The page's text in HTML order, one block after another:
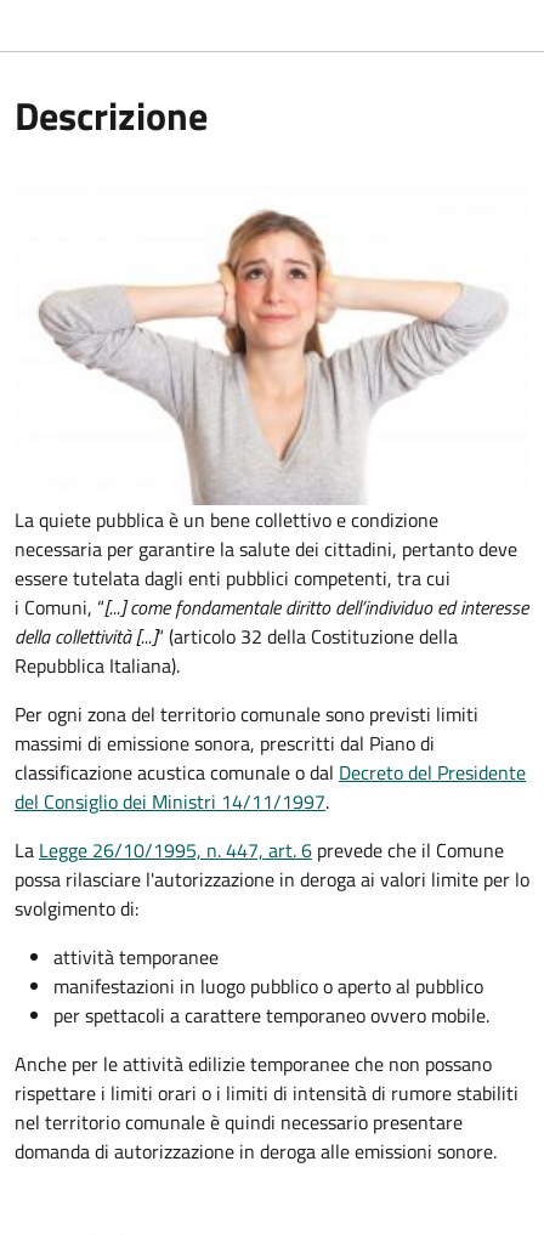
Descrizione
La quiete pubblica è un bene collettivo e condizione
necessaria per garantire la salute dei cittadini, pertanto deve
essere tutelata dagli enti pubblici competenti, tra cui
i Comuni, “[...] come fondamentale diritto dell’individuo ed interesse
della collettività [...]“ (articolo 32 della Costituzione della
Repubblica Italiana).
Per ogni zona del territorio comunale sono previsti limiti
massimi di emissione sonora, prescritti dal Piano di
classificazione acustica comunale o dal Decreto del Presidente
del Consiglio dei Ministri 14/11/1997.
La Legge 26/10/1995, n. 447, art. 6 prevede che il Comune
possa rilasciare l'autorizzazione in deroga ai valori limite per lo
svolgimento di:
attività temporanee
manifestazioni in luogo pubblico o aperto al pubblico
per spettacoli a carattere temporaneo ovvero mobile.
Anche per le attività edilizie temporanee che non possano
rispettare i limiti orari o i limiti di intensità di rumore stabiliti
nel territorio comunale è quindi necessario presentare
domanda di autorizzazione in deroga alle emissioni sonore.